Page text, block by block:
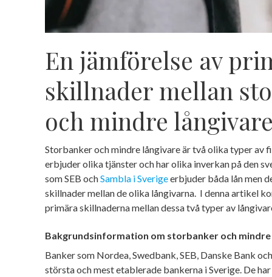
En jämförelse av
skillnader mellan
och mindre
Storbanker och mindre långivare är två olika typer av
erbjuder olika tjänster och har olika inverkan på den
som SEB ochSambla i Sverigeerbjuder båda lån men
skillnader mellan de olika långivarna. I denna artikel
primära skillnaderna mellan dessa två typer av
Bakgrundsinformation om storbanker och
Banker som Nordea, Swedbank, SEB, Danske Bank
största och mest etablerade bankerna i Sverige. De